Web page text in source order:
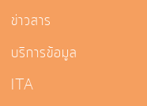
ข่าวสาร
บริการข้อมูล
ITA